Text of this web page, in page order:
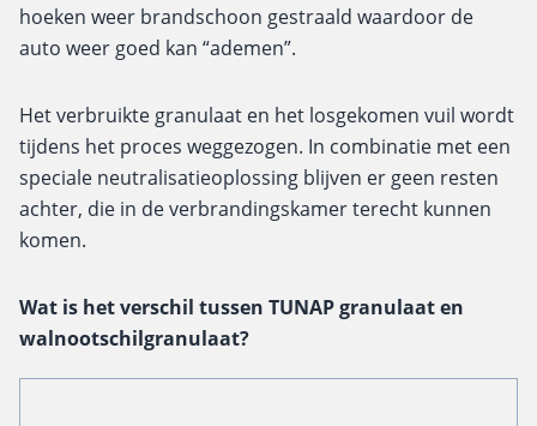
hoeken weer brandschoon gestraald waardoor de
auto weer goed kan “ademen”.
Het verbruikte granulaat en het losgekomen vuil wordt
tijdens het proces weggezogen. In combinatie met een
speciale neutralisatieoplossing blijven er geen resten
achter, die in de verbrandingskamer terecht kunnen
komen.
Wat is het verschil tussen TUNAP granulaat en
walnootschilgranulaat?